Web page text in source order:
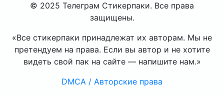
© 2025 Телеграм Стикерпаки. Все права
защищены.
«Все стикерпаки принадлежат их авторам. Мы не
претендуем на права. Если вы автор и не хотите
видеть свой пак на сайте — напишите нам.»
DMCA / Авторские права